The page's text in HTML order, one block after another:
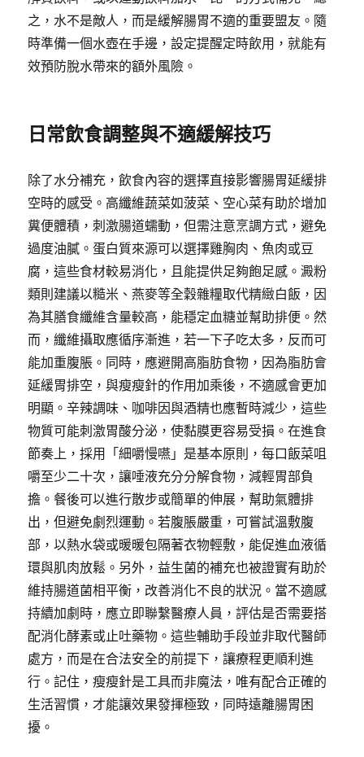
之，水不是敵人，而是緩解腸胃不適的重要盟友。隨
時準備一個水壺在手邊，設定提醒定時飲用，就能有
效預防脫水帶來的額外風險。
日常飲食調整與不適緩解技巧
除了水分補充，飲食內容的選擇直接影響腸胃延緩排
空時的感受。高纖維蔬菜如菠菜、空心菜有助於增加
糞便體積，刺激腸道蠕動，但需注意烹調方式，避免
過度油膩。蛋白質來源可以選擇雞胸肉、魚肉或豆
腐，這些食材較易消化，且能提供足夠飽足感。澱粉
類則建議以糙米、燕麥等全穀雜糧取代精緻白飯，因
為其膳食纖維含量較高，能穩定血糖並幫助排便。然
而，纖維攝取應循序漸進，若一下子吃太多，反而可
能加重腹脹。同時，應避開高脂肪食物，因為脂肪會
延緩胃排空，與瘦瘦針的作用加乘後，不適感會更加
明顯。辛辣調味、咖啡因與酒精也應暫時減少，這些
物質可能刺激胃酸分泌，使黏膜更容易受損。在進食
節奏上，採用「細嚼慢嚥」是基本原則，每口飯菜咀
嚼至少二十次，讓唾液充分分解食物，減輕胃部負
擔。餐後可以進行散步或簡單的伸展，幫助氣體排
出，但避免劇烈運動。若腹脹嚴重，可嘗試溫敷腹
部，以熱水袋或暖暖包隔著衣物輕敷，能促進血液循
環與肌肉放鬆。另外，益生菌的補充也被證實有助於
維持腸道菌相平衡，改善消化不良的狀況。當不適感
持續加劇時，應立即聯繫醫療人員，評估是否需要搭
配消化酵素或止吐藥物。這些輔助手段並非取代醫師
處方，而是在合法安全的前提下，讓療程更順利進
行。記住，瘦瘦針是工具而非魔法，唯有配合正確的
生活習慣，才能讓效果發揮極致，同時遠離腸胃困
擾。